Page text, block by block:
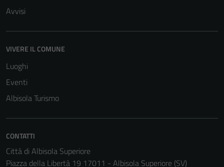
Avvisi
VIVERE IL COMUNE
Luoghi
Eventi
Albisola Turismo
CONTATTI
Città di Albisola Superiore
Piazza della Libertà 19 17011 - Albisola Superiore (SV)